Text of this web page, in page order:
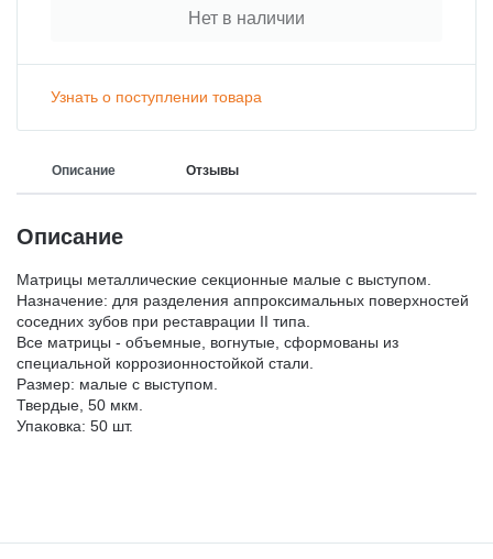
Нет в наличии
Узнать о поступлении товара
Описание Отзывы
Описание
Матрицы металлические секционные малые с выступом.
Назначение: для разделения аппроксимальных поверхностей
соседних зубов при реставрации II типа.
Все матрицы - объемные, вогнутые, сформованы из
специальной коррозионностойкой стали.
Размер: малые с выступом.
Твердые, 50 мкм.
Упаковка: 50 шт.